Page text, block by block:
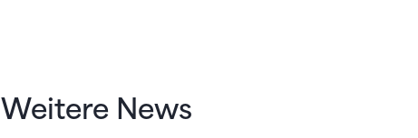
Weitere News